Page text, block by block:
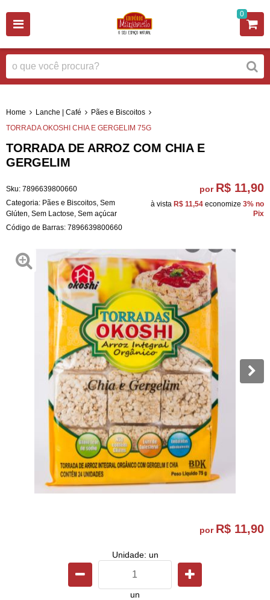
0
Home Lanche | Café
Pães e Biscoitos
TORRADA OKOSHI CHIA E GERGELIM 75G
TORRADA DE ARROZ COM CHIA E
GERGELIM
Sku: 7896639800660
Categoria: Pães e Biscoitos Sem
Glúten Sem Lactose Sem açúcar
Código de Barras: 7896639800660
por R$ 11,90
à vista R$ 11,54 economize 3% no
Pix
por R$ 11,90
Unidade: un
un